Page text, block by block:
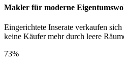
Makler für moderne
Eingerichtete Inserate verkaufen
keine Käufer mehr durch leere
73%